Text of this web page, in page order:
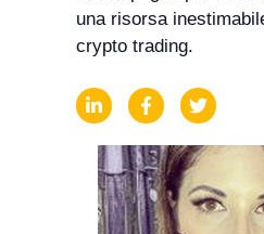
una risorsa
crypto trading.